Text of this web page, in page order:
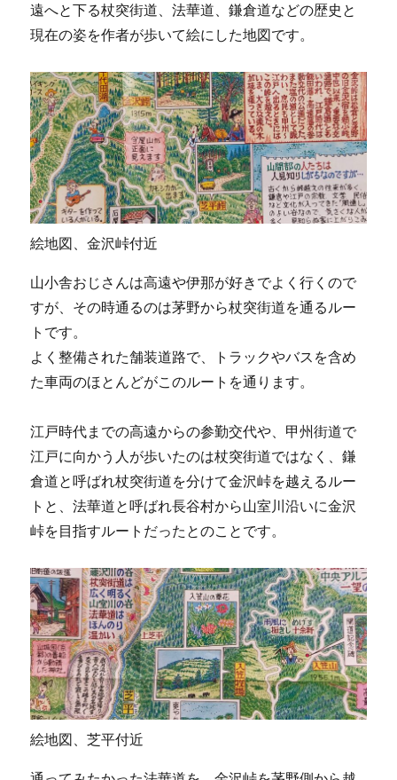
遠へと下る杖突街道、法華道、鎌倉道などの歴史と
現在の姿を作者が歩いて絵にした地図です。
絵地図、金沢峠付近
山小舎おじさんは高遠や伊那が好きでよく行くので
すが、その時通るのは茅野から杖突街道を通るルー
トです。
よく整備された舗装道路で、トラックやバスを含め
た車両のほとんどがこのルートを通ります。
江戸時代までの高遠からの参勤交代や、甲州街道で
江戸に向かう人が歩いたのは杖突街道ではなく、鎌
倉道と呼ばれ杖突街道を分けて金沢峠を越えるルー
トと、法華道と呼ばれ長谷村から山室川沿いに金沢
峠を目指すルートだったとのことです。
絵地図、芝平付近